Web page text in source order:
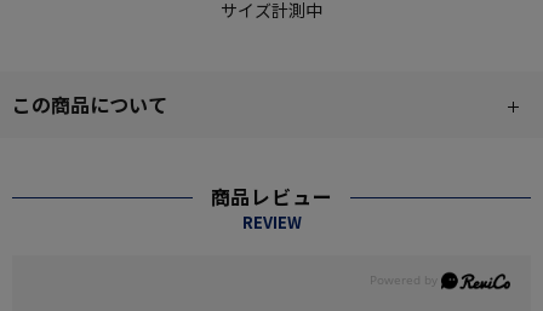
サイズ計測中
この商品について
商品レビュー
REVIEW